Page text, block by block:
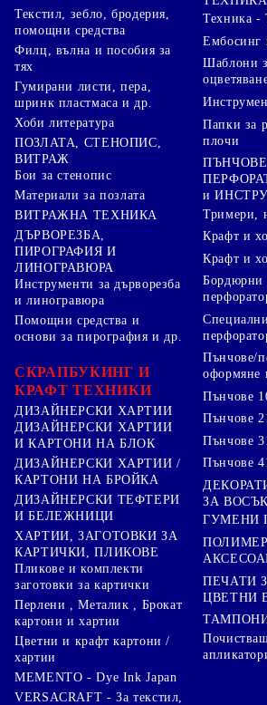
Текстил, зебло, бродерия,
помощни средства
Филц, вълна и пособия за
тях
Гумирани листи, пера,
шринк пластмаса и др.
Хоби литература
ПОЗЛАТА, СТЕНОПИС,
ВИТРАЖ
Бои за стенопис
Материали за позлата
ВИТРАЖНА ТЕХНИКА
ДЪРВОРЕЗБА,
ПИРОГРАФИЯ И
ЛИНОГРАВЮРА
Инструменти за дърворезба
и линогравюра
Помощни средства и
основи за пирография и др.
СКРАПБУКИНГ И
КРАФТ ТЕХНИКИ
ДИЗАЙНЕРСКИ ХАРТИИ
ДИЗАЙНЕРСКИ ХАРТИИ
И КАРТОНИ НА БЛОК
ДИЗАЙНЕРСКИ ХАРТИИ /
КАРТОНИ НА БРОЙКА
ДИЗАЙНЕРСКИ ТЕФТЕРИ
И БЕЛЕЖНИЦИ
ХАРТИИ, ЗАГОТОВКИ ЗА
КАРТИЧКИ, ПЛИКОВЕ
Пликове и комплекти
заготовки за картички
Перлени , Металик , Брокат
картони и хартии
Цветни и крафт картони /
хартии
Техника -
Ембосинг
Шаблони
Папки за
плочи
и
Тримери,
Крафт и
Крафт и
Бордюрни
Пънчове/
оформяне
Пънчове
Пънчове
Пънчове
Пънчове
ЗА ВОСЪК
ГУМЕНИ
ПЕЧАТИ
ЦВЕТНИ
MEMENTO - Dye Ink Japan
VERSACRAFT - За текстил,